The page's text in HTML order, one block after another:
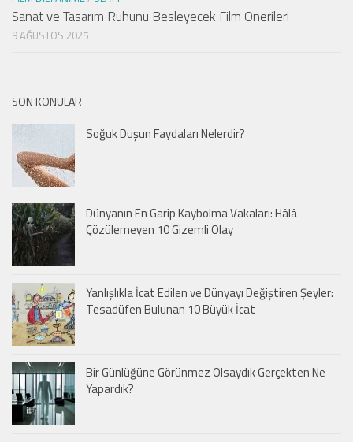
Sanat ve Tasarım Ruhunu Besleyecek Film Önerileri
9 AĞUSTOS 2025
SON KONULAR
Soğuk Duşun Faydaları Nelerdir?
Dünyanın En Garip Kaybolma Vakaları: Hâlâ
Çözülemeyen 10 Gizemli Olay
Yanlışlıkla İcat Edilen ve Dünyayı Değiştiren Şeyler:
Tesadüfen Bulunan 10 Büyük İcat
Bir Günlüğüne Görünmez Olsaydık Gerçekten Ne
Yapardık?